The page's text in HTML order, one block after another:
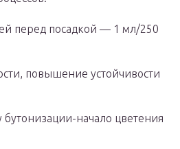
перед посадкой — 1 мл/250
повышение устойчивости
начало цветения